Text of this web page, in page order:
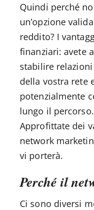
Quindi perché
un’opzione
reddito? I
finanziari: avete
stabilire
della vostra rete
potenzialmente
lungo il percorso.
Approfittate dei
network
vi porterà.
Perché il
Ci sono diversi